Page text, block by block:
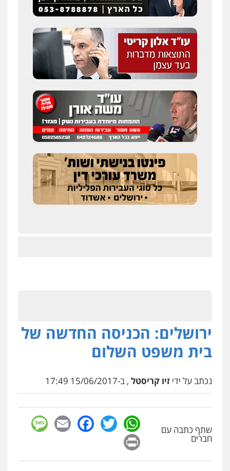
ירושלים: הכניסה החדשה של
בית משפט השלום
נכתב על ידי זיו קריסטל , ב-15/06/2017 17:49
שתף כתבה עם
חברים
WhatsApp
Twitter
Facebook
Email